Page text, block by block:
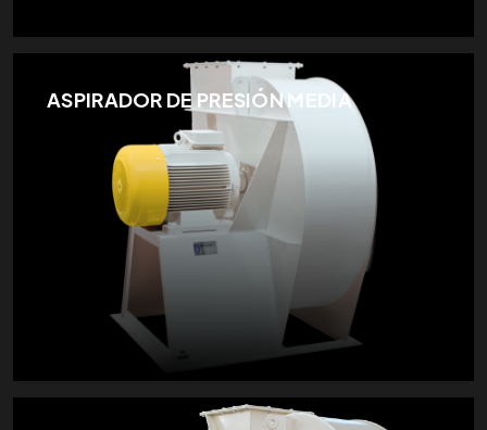
ASPIRADOR DE PRESIÓN MEDIA